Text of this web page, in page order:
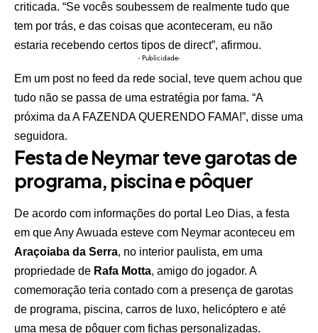
criticada. “Se vocês soubessem de realmente tudo que
tem por trás, e das coisas que aconteceram, eu não
estaria recebendo certos tipos de direct”, afirmou.
- Publicidade-
Em um post no feed da rede social, teve quem achou que
tudo não se passa de uma estratégia por fama. “A
próxima da A FAZENDA QUERENDO FAMA!”, disse uma
seguidora.
Festa de Neymar teve garotas de
programa, piscina e pôquer
De acordo com informações do portal Leo Dias, a festa
em que Any Awuada esteve com Neymar aconteceu em
Araçoiaba da Serra, no interior paulista, em uma
propriedade de Rafa Motta, amigo do jogador. A
comemoração teria contado com a presença de garotas
de programa, piscina, carros de luxo, helicóptero e até
uma mesa de pôquer com fichas personalizadas.